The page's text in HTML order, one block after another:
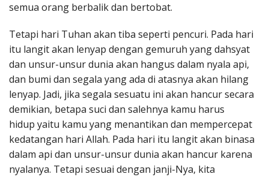
semua orang berbalik dan bertobat.
Tetapi hari Tuhan akan tiba seperti pencuri. Pada hari
itu langit akan lenyap dengan gemuruh yang dahsyat
dan unsur-unsur dunia akan hangus dalam nyala api,
dan bumi dan segala yang ada di atasnya akan hilang
lenyap. Jadi, jika segala sesuatu ini akan hancur secara
demikian, betapa suci dan salehnya kamu harus
hidup yaitu kamu yang menantikan dan mempercepat
kedatangan hari Allah. Pada hari itu langit akan binasa
dalam api dan unsur-unsur dunia akan hancur karena
nyalanya. Tetapi sesuai dengan janji-Nya, kita